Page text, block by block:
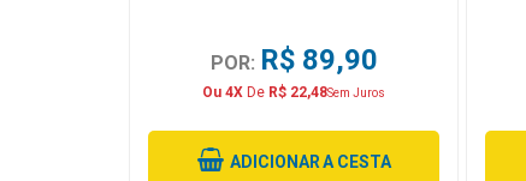
POR: R$ 89,90
Ou 4X De R$ 22,48Sem Juros
ADICIONARA CESTA